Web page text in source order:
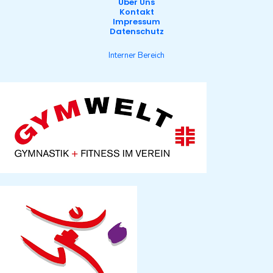
Kontakt
Impressum
Datenschutz
Interner Bereich